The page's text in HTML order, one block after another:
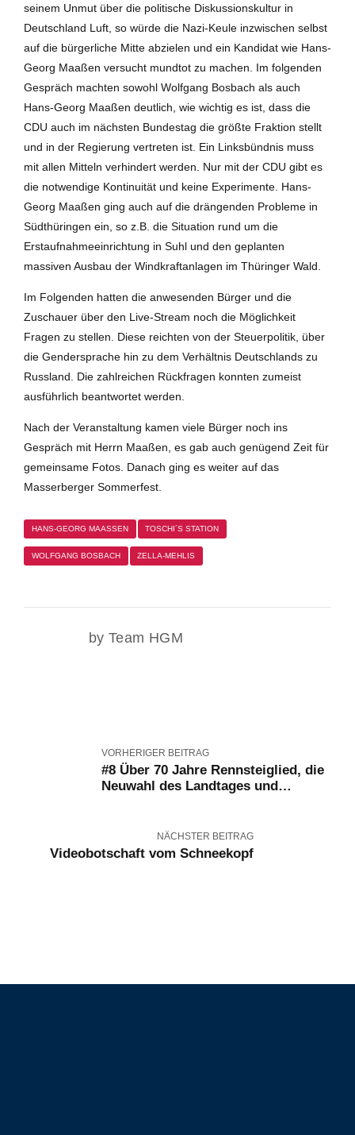
seinem Unmut über die politische Diskussionskultur in
Deutschland Luft, so würde die Nazi-Keule inzwischen selbst
auf die bürgerliche Mitte abzielen und ein Kandidat wie Hans-
Georg Maaßen versucht mundtot zu machen. Im folgenden
Gespräch machten sowohl Wolfgang Bosbach als auch
Hans-Georg Maaßen deutlich, wie wichtig es ist, dass die
CDU auch im nächsten Bundestag die größte Fraktion stellt
und in der Regierung vertreten ist. Ein Linksbündnis muss
mit allen Mitteln verhindert werden. Nur mit der CDU gibt es
die notwendige Kontinuität und keine Experimente. Hans-
Georg Maaßen ging auch auf die drängenden Probleme in
Südthüringen ein, so z.B. die Situation rund um die
Erstaufnahmeeinrichtung in Suhl und den geplanten
massiven Ausbau der Windkraftanlagen im Thüringer Wald.
Im Folgenden hatten die anwesenden Bürger und die
Zuschauer über den Live-Stream noch die Möglichkeit
Fragen zu stellen. Diese reichten von der Steuerpolitik, über
die Gendersprache hin zu dem Verhältnis Deutschlands zu
Russland. Die zahlreichen Rückfragen konnten zumeist
ausführlich beantwortet werden.
Nach der Veranstaltung kamen viele Bürger noch ins
Gespräch mit Herrn Maaßen, es gab auch genügend Zeit für
gemeinsame Fotos. Danach ging es weiter auf das
Masserberger Sommerfest.
HANS-GEORG MAASSEN TOSCHI´S STATION
WOLFGANG BOSBACH ZELLA-MEHLIS
by Team HGM
VORHERIGER BEITRAG
#8 Über 70 Jahre Rennsteiglied, die
Neuwahl des Landtages und
NÄCHSTER BEITRAG
Videobotschaft vom Schneekopf